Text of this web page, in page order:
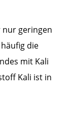
nur geringen
die
mit Kali
Kali ist in